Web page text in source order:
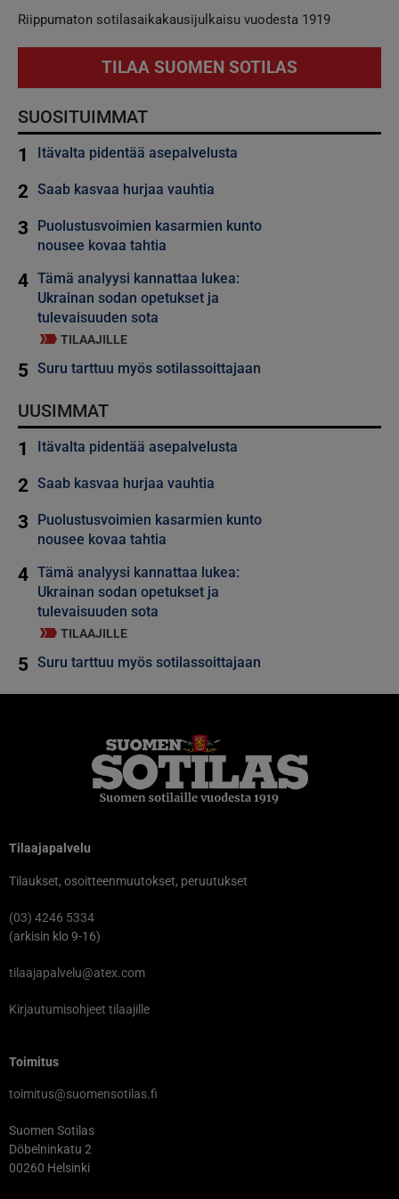
Riippumaton sotilasaikakausijulkaisu vuodesta 1919
TILAA SUOMEN SOTILAS
SUOSITUIMMAT
1 Itävalta pidentää asepalvelusta
2 Saab kasvaa hurjaa vauhtia
3
Puolustusvoimien kasarmien kunto
nousee kovaa tahtia
4 Tämä analyysi kannattaa lukea:
Ukrainan sodan opetukset ja
tulevaisuuden sota
TILAAJILLE
5 Suru tarttuu myös sotilassoittajaan
UUSIMMAT
1 Itävalta pidentää asepalvelusta
2 Saab kasvaa hurjaa vauhtia
3
Puolustusvoimien kasarmien kunto
nousee kovaa tahtia
4 Tämä analyysi kannattaa lukea:
Ukrainan sodan opetukset ja
tulevaisuuden sota
TILAAJILLE
5 Suru tarttuu myös sotilassoittajaan
Tilaajapalvelu
Tilaukset, osoitteenmuutokset, peruutukset
(03) 4246 5334
(arkisin klo 9-16)
tilaajapalvelu@atex.com
Kirjautumisohjeet tilaajille
Toimitus
toimitus@suomensotilas.fi
Suomen Sotilas
Döbelninkatu 2
00260 Helsinki